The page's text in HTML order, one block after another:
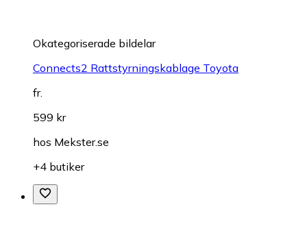
Okategoriserade bildelar
Connects2 Rattstyrningskablage Toyota
fr.
599 kr
hos Mekster.se
+4 butiker